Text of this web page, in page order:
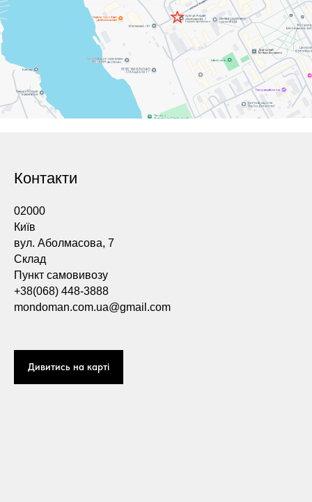
Контакти
02000
Київ
вул. Аболмасова, 7
Склад
Пункт самовивозу
+38(068) 448-3888
mondoman.com.ua@gmail.com
Дивитись на карті